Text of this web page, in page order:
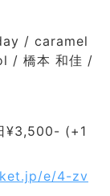
/ caramel
/ 橋本 和佳 /
¥3,500- (+1
e/4-zv